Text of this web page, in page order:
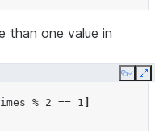
than one value in
Copy
% 2 == 1